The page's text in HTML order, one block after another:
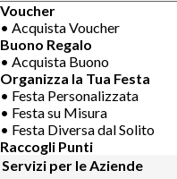
Voucher
• Acquista Voucher
Buono Regalo
• Acquista Buono
Organizza la Tua Festa
• Festa Personalizzata
• Festa su Misura
• Festa Diversa dal Solito
Raccogli Punti
Servizi per le Aziende